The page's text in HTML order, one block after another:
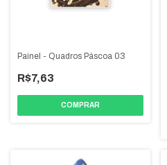
Painel - Quadros Páscoa 03
R$7,63